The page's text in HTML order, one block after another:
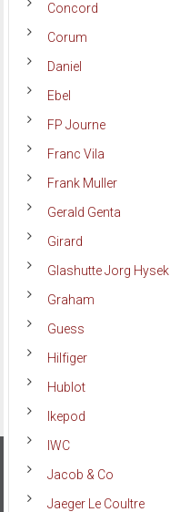
Concord
Corum
Daniel
Ebel
FP Journe
Franc Vila
Frank Muller
Gerald Genta
Girard
Glashutte Jorg Hysek
Graham
Guess
Hilfiger
Hublot
Ikepod
IWC
Jacob & Co
Jaeger Le Coultre